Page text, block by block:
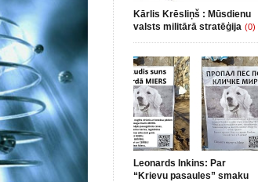
Kārlis Krēsliņš : Mūsdienu
valsts militārā stratēģija (0)
Leonards Inkins: Par
“Krievu pasaules” smaku